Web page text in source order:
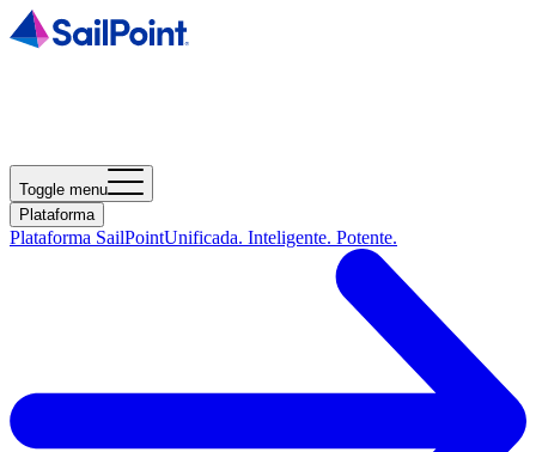
Toggle menu
Plataforma
Plataforma SailPointUnificada. Inteligente. Potente.